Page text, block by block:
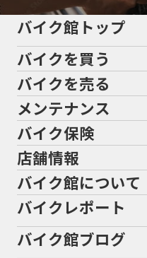
バイク館トップ
バイクを買う
バイクを買う トップ
バイクを探す
メーカーから探す
色から探す
スタイルから探す
排気量から探す
バイクを売る
バイクを売る トップ
バイク館買取の強み
バイクを高く売るコツ
バイク買取の流れ
全国展開の強み
メンテナンス
メンテナンス トップ
バイク点検
バイク車検
Bikeep
バイク保険
バイク保険 トップ
自賠責保険
任意保険
バイク保険無料見積り（現
店舗情報
店舗情報 トップ
北海道
宮城
バイク館について
バイク館について トップ
バイク館が選ばれる理由
バイクレポート
バイク館ブログ